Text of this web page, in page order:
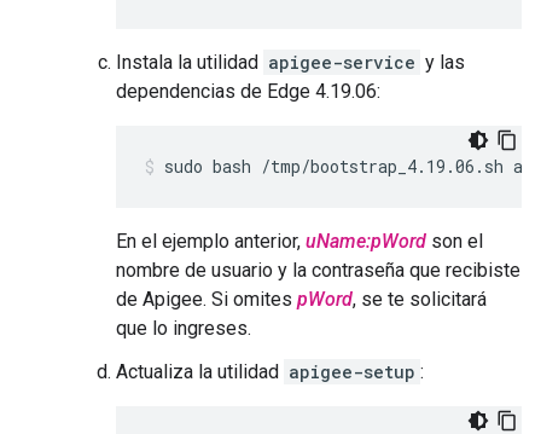
Instala la utilidad apigee-service y las
dependencias de Edge 4.19.06:
sudo bash /tmp/bootstrap_4.19.06.sh
En el ejemplo anterior, uName:pWord son el
nombre de usuario y la contraseña que recibiste
de Apigee. Si omites pWord, se te solicitará
que lo ingreses.
Actualiza la utilidad apigee-setup :